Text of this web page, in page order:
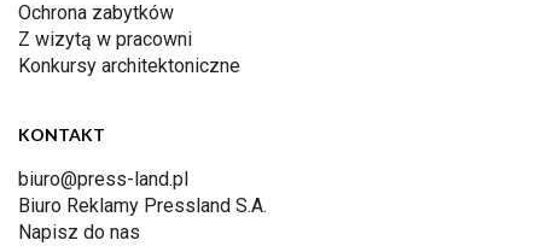
Ochrona zabytków
Z wizytą w pracowni
Konkursy architektoniczne
KONTAKT
biuro@press-land.pl
Biuro Reklamy Pressland S.A.
Napisz do nas